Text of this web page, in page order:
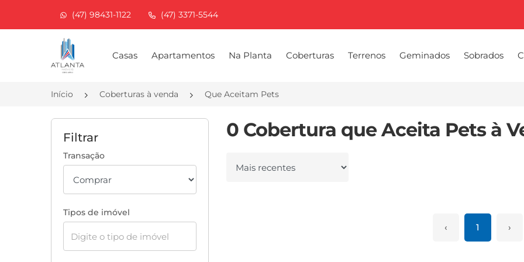
(47) 98431-1122 (47) 3371-5544
Página inicial
Casas Apartamentos Na Planta Coberturas Terrenos Geminados Sobrados
Início Coberturas à venda Que Aceitam Pets
Filtrar
Transação
Tipos de imóvel
0 Cobertura que Aceita Pets à
Ordenar por
‹ 1 ›